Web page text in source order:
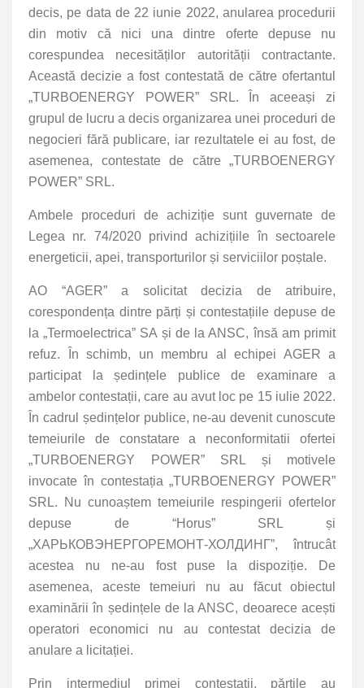
decis, pe data de 22 iunie 2022, anularea procedurii
din motiv că nici una dintre oferte depuse nu
corespundea necesităților autorității contractante.
Această decizie a fost contestată de către ofertantul
„TURBOENERGY POWER” SRL. În aceeași zi
grupul de lucru a decis organizarea unei proceduri de
negocieri fără publicare, iar rezultatele ei au fost, de
asemenea, contestate de către „TURBOENERGY
POWER” SRL.
Ambele proceduri de achiziție sunt guvernate de
Legea nr. 74/2020 privind achizițiile în sectoarele
energeticii, apei, transporturilor și serviciilor poștale.
AO “AGER” a solicitat decizia de atribuire,
corespondența dintre părți și contestațiile depuse de
la „Termoelectrica” SA și de la ANSC, însă am primit
refuz. În schimb, un membru al echipei AGER a
participat la ședințele publice de examinare a
ambelor contestații, care au avut loc pe 15 iulie 2022.
În cadrul ședințelor publice, ne-au devenit cunoscute
temeiurile de constatare a neconformitatii ofertei
„TURBOENERGY POWER” SRL și motivele
invocate în contestația „TURBOENERGY POWER”
SRL.
Nu cunoaștem temeiurile respingerii ofertelor
depuse de “Horus” SRL și
„ХАРЬКОВЭНЕРГОРЕМОНТ-ХОЛДИНГ”, întrucât
acestea nu ne-au fost puse la dispoziție. De
asemenea, aceste temeiuri nu au făcut obiectul
examinării în ședințele de la ANSC, deoarece acești
operatori economici nu au contestat decizia de
anulare a licitației.
Prin intermediul primei contestații, părțile au